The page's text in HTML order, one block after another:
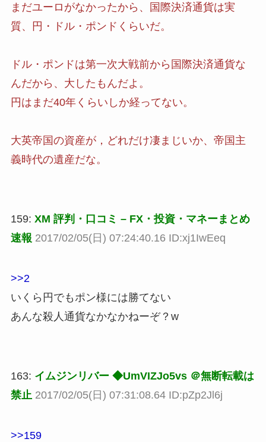
まだユーロがなかったから、国際決済通貨は実
質、円・ドル・ポンドくらいだ。
ドル・ポンドは第一次大戦前から国際決済通貨な
んだから、大したもんだよ。
円はまだ40年くらいしか経ってない。
大英帝国の資産が，どれだけ凄まじいか、帝国主
義時代の遺産だな。
159: XM 評判・口コミ – FX・投資・マネーまとめ
速報 2017/02/05(日) 07:24:40.16 ID:xj1IwEeq
>>2
いくら円でもポン様には勝てない
あんな殺人通貨なかなかねーぞ？w
163: イムジンリバー ◆UmVIZJo5vs ＠無断転載は
禁止 2017/02/05(日) 07:31:08.64 ID:pZp2Jl6j
>>159